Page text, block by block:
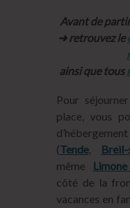
Avant de
➜ retrouvez le
ainsi que tous
Pour
place, vous
(Tende Breil-
même
côté de la
vacances en